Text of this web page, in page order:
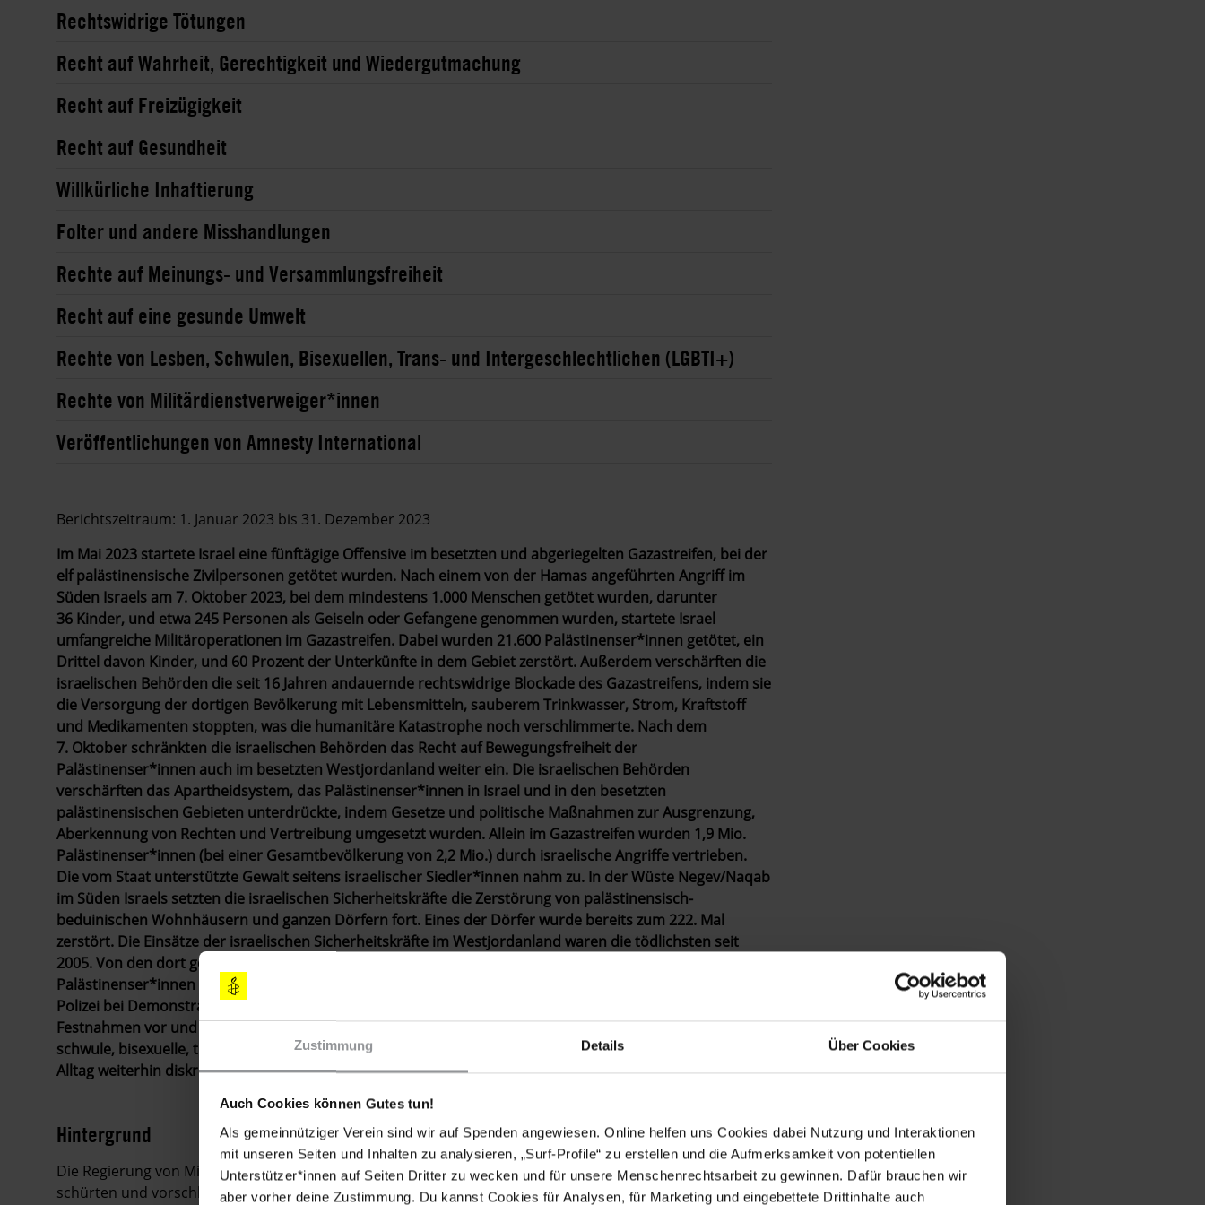
Zustimmung Details Über Cookies
Auch Cookies können Gutes tun!
Als gemeinnütziger Verein sind wir auf Spenden angewiesen. Online helfen uns Cookies dabei Nutzung und Interaktionen
mit unseren Seiten und Inhalten zu analysieren, „Surf-Profile“ zu erstellen und die Aufmerksamkeit von potentiellen
Unterstützer*innen auf Seiten Dritter zu wecken und für unsere Menschenrechtsarbeit zu gewinnen. Dafür brauchen wir
aber vorher deine Zustimmung. Du kannst Cookies für Analysen, für Marketing und eingebettete Drittinhalte auch
Rechtswidrige Tötungen
Recht auf Wahrheit, Gerechtigkeit und Wiedergutmachung
Recht auf Freizügigkeit
Recht auf Gesundheit
Willkürliche Inhaftierung
Folter und andere Misshandlungen
Rechte auf Meinungs- und Versammlungsfreiheit
Recht auf eine gesunde Umwelt
Rechte von Lesben, Schwulen, Bisexuellen, Trans- und Intergeschlechtlichen (LGBTI+)
Rechte von Militärdienstverweiger*innen
Veröffentlichungen von Amnesty International
Berichtszeitraum: 1. Januar 2023 bis 31. Dezember 2023
Im Mai 2023 startete Israel eine fünftägige Offensive im besetzten und abgeriegelten Gazastreifen, bei der
elf palästinensische Zivilpersonen getötet wurden. Nach einem von der Hamas angeführten Angriff im
Süden Israels am 7. Oktober 2023, bei dem mindestens 1.000 Menschen getötet wurden, darunter
36 Kinder, und etwa 245 Personen als Geiseln oder Gefangene genommen wurden, startete Israel
umfangreiche Militäroperationen im Gazastreifen. Dabei wurden 21.600 Palästinenser*innen getötet, ein
Drittel davon Kinder, und 60 Prozent der Unterkünfte in dem Gebiet zerstört. Außerdem verschärften die
israelischen Behörden die seit 16 Jahren andauernde rechtswidrige Blockade des Gazastreifens, indem sie
die Versorgung der dortigen Bevölkerung mit Lebensmitteln, sauberem Trinkwasser, Strom, Kraftstoff
und Medikamenten stoppten, was die humanitäre Katastrophe noch verschlimmerte. Nach dem
7. Oktober schränkten die israelischen Behörden das Recht auf Bewegungsfreiheit der
Palästinenser*innen auch im besetzten Westjordanland weiter ein. Die israelischen Behörden
verschärften das Apartheidsystem, das Palästinenser*innen in Israel und in den besetzten
palästinensischen Gebieten unterdrückte, indem Gesetze und politische Maßnahmen zur Ausgrenzung,
Aberkennung von Rechten und Vertreibung umgesetzt wurden. Allein im Gazastreifen wurden 1,9 Mio.
Palästinenser*innen (bei einer Gesamtbevölkerung von 2,2 Mio.) durch israelische Angriffe vertrieben.
Die vom Staat unterstützte Gewalt seitens israelischer Siedler*innen nahm zu. In der Wüste Negev/Naqab
im Süden Israels setzten die israelischen Sicherheitskräfte die Zerstörung von palästinensisch-
beduinischen Wohnhäusern und ganzen Dörfern fort. Eines der Dörfer wurde bereits zum 222. Mal
zerstört. Die Einsätze der israelischen Sicherheitskräfte im Westjordanland waren die tödlichsten seit
2005. Von den dort getöteten Palästinenser*innen waren 110 Kinder. Die Inhaftierung von
Palästinenser*innen ohne Anklage oder Gerichtsverfahren erreichte ein Rekordniveau. In Israel ging die
Polizei bei Demonstrationen gegen die Regierung mitunter mit übermäßiger Gewalt und willkürlichen
Festnahmen vor und verbot Antikriegsdemonstrationen in palästinensischen Städten. Lesbische,
schwule, bisexuelle, trans- und intergeschlechtliche Menschen (LGBTI+) wurden durch Gesetze und im
Alltag weiterhin diskriminiert.
Hintergrund
Die Regierung von Ministerpräsident Benjamin Netanjahu betraute Politiker, die rassistischen Hass
schürten und vorschlugen, palästinensisches Gebiet zu annektieren und Palästinenser*innen zu